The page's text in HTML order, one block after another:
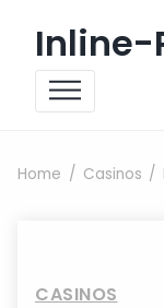
Inline-
Home Casinos
CASINOS